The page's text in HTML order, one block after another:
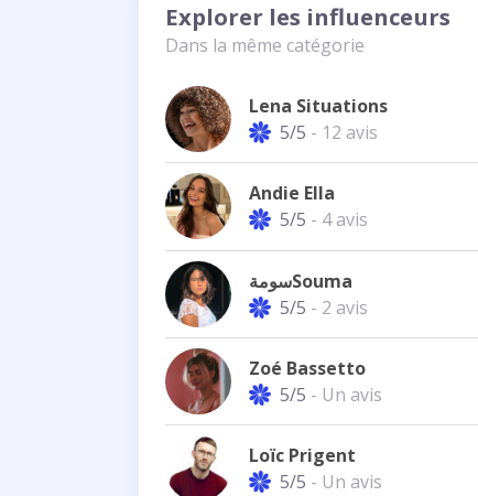
Explorer les influenceurs
Dans la même catégorie
Lena Situations
5/5 - 12 avis
Andie Ella
5/5 - 4 avis
سومةSouma
5/5 - 2 avis
Zoé Bassetto
5/5 - Un avis
Loïc Prigent
5/5 - Un avis